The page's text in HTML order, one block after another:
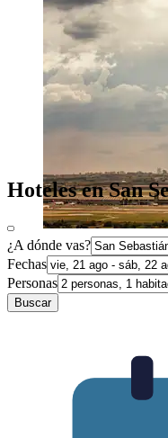
Hoteles en San
¿A dónde vas?
Fechas
Personas
Buscar